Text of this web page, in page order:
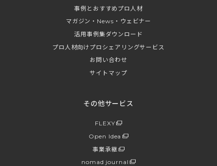
事例とおすすめプロ人材
マガジン・News・ウェビナー
活用事例集ダウンロード
プロ人材向けプロシェアリングサービス
お問い合わせ
サイトマップ
その他サービス
FLEXY
Open Idea
事業承継
nomad journal